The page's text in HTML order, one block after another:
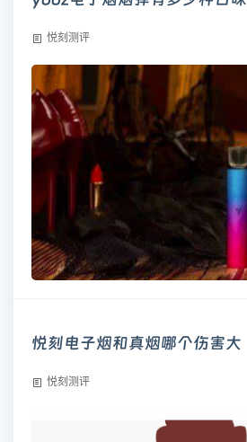
悦刻测评
悦刻电子烟和真烟哪个伤害大
悦刻测评